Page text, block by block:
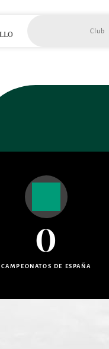
Club
0
CAMPEONATOS DE ESPAÑA